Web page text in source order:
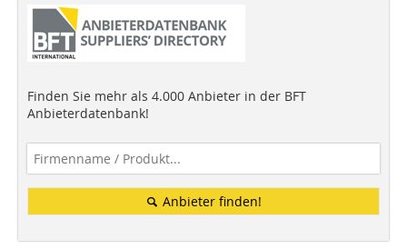
Finden Sie mehr als 4.000 Anbieter in der BFT
Anbieterdatenbank!
Anbieter finden!